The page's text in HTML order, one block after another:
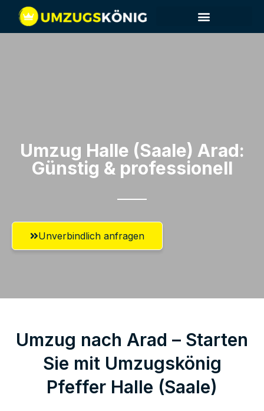
Umzug Halle (Saale)​ Arad:
Günstig & professionell​
Unverbindlich anfragen
Umzug nach Arad – Starten
Sie mit Umzugskönig
Pfeffer Halle (Saale)